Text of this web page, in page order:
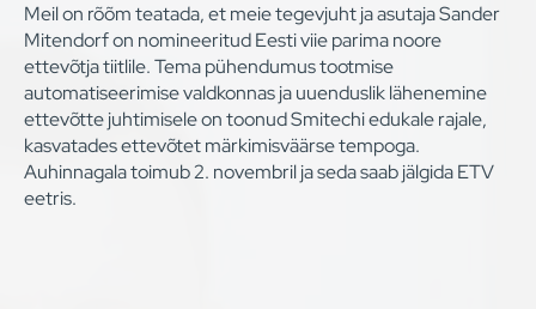
Meil on rõõm teatada, et meie tegevjuht ja asutaja Sander
Mitendorf on nomineeritud Eesti viie parima noore
ettevõtja tiitlile. Tema pühendumus tootmise
automatiseerimise valdkonnas ja uuenduslik lähenemine
ettevõtte juhtimisele on toonud Smitechi edukale rajale,
kasvatades ettevõtet märkimisväärse tempoga.
Auhinnagala toimub 2. novembril ja seda saab jälgida ETV
eetris.